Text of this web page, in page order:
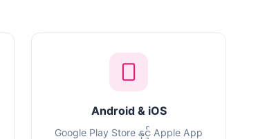
Android & iOS
Google Play Store နှင့် Apple App